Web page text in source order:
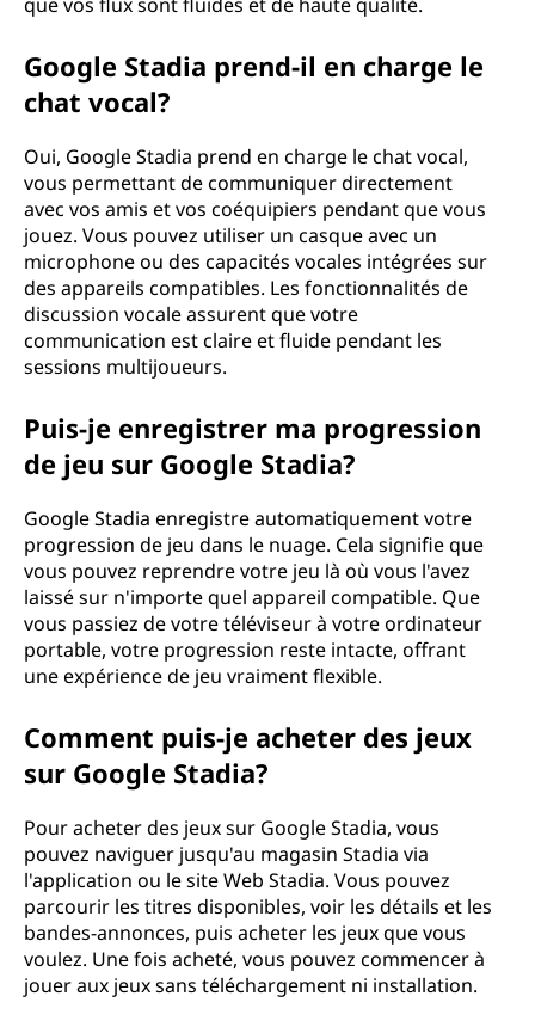
Google Stadia prend-il en charge le
chat vocal?
Oui, Google Stadia prend en charge le chat vocal,
vous permettant de communiquer directement
avec vos amis et vos coéquipiers pendant que vous
jouez. Vous pouvez utiliser un casque avec un
microphone ou des capacités vocales intégrées sur
des appareils compatibles. Les fonctionnalités de
discussion vocale assurent que votre
communication est claire et fluide pendant les
sessions multijoueurs.
Puis-je enregistrer ma progression
de jeu sur Google Stadia?
Google Stadia enregistre automatiquement votre
progression de jeu dans le nuage. Cela signifie que
vous pouvez reprendre votre jeu là où vous l'avez
laissé sur n'importe quel appareil compatible. Que
vous passiez de votre téléviseur à votre ordinateur
portable, votre progression reste intacte, offrant
une expérience de jeu vraiment flexible.
Comment puis-je acheter des jeux
sur Google Stadia?
Pour acheter des jeux sur Google Stadia, vous
pouvez naviguer jusqu'au magasin Stadia via
l'application ou le site Web Stadia. Vous pouvez
parcourir les titres disponibles, voir les détails et les
bandes-annonces, puis acheter les jeux que vous
voulez. Une fois acheté, vous pouvez commencer à
jouer aux jeux sans téléchargement ni installation.